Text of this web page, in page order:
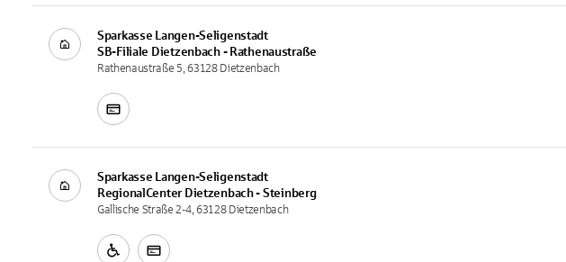
Sparkasse Langen-Seligenstadt
SB-Filiale Dietzenbach - Rathenaustraße
Rathenaustraße 5, 63128 Dietzenbach
Sparkasse Langen-Seligenstadt
RegionalCenter Dietzenbach - Steinberg
Gallische Straße 2-4, 63128 Dietzenbach